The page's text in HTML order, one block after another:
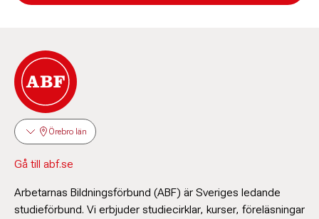
Örebro län
Gå till abf.se
Arbetarnas Bildningsförbund (ABF) är Sveriges ledande
studieförbund. Vi erbjuder studiecirklar, kurser, föreläsningar